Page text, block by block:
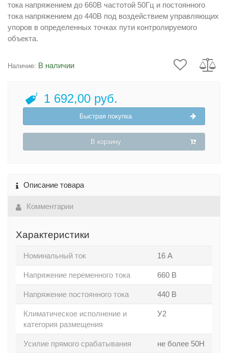
тока напряжением до 660В частотой 50Гц и постоянного
тока напряжением до 440В под воздействием управляющих
упоров в определенных точках пути контролируемого
объекта.
Наличие: В наличии
1 692,00 руб.
Быстрая покупка
В корзину
Описание товара
Комментарии
Характеристики
Номинальный ток 16 А
Напряжение переменного тока 660 В
Напряжение постоянного тока 440 В
Климатическое исполнение и
категория размещения
У2
Усилие прямого срабатывания не более 50Н